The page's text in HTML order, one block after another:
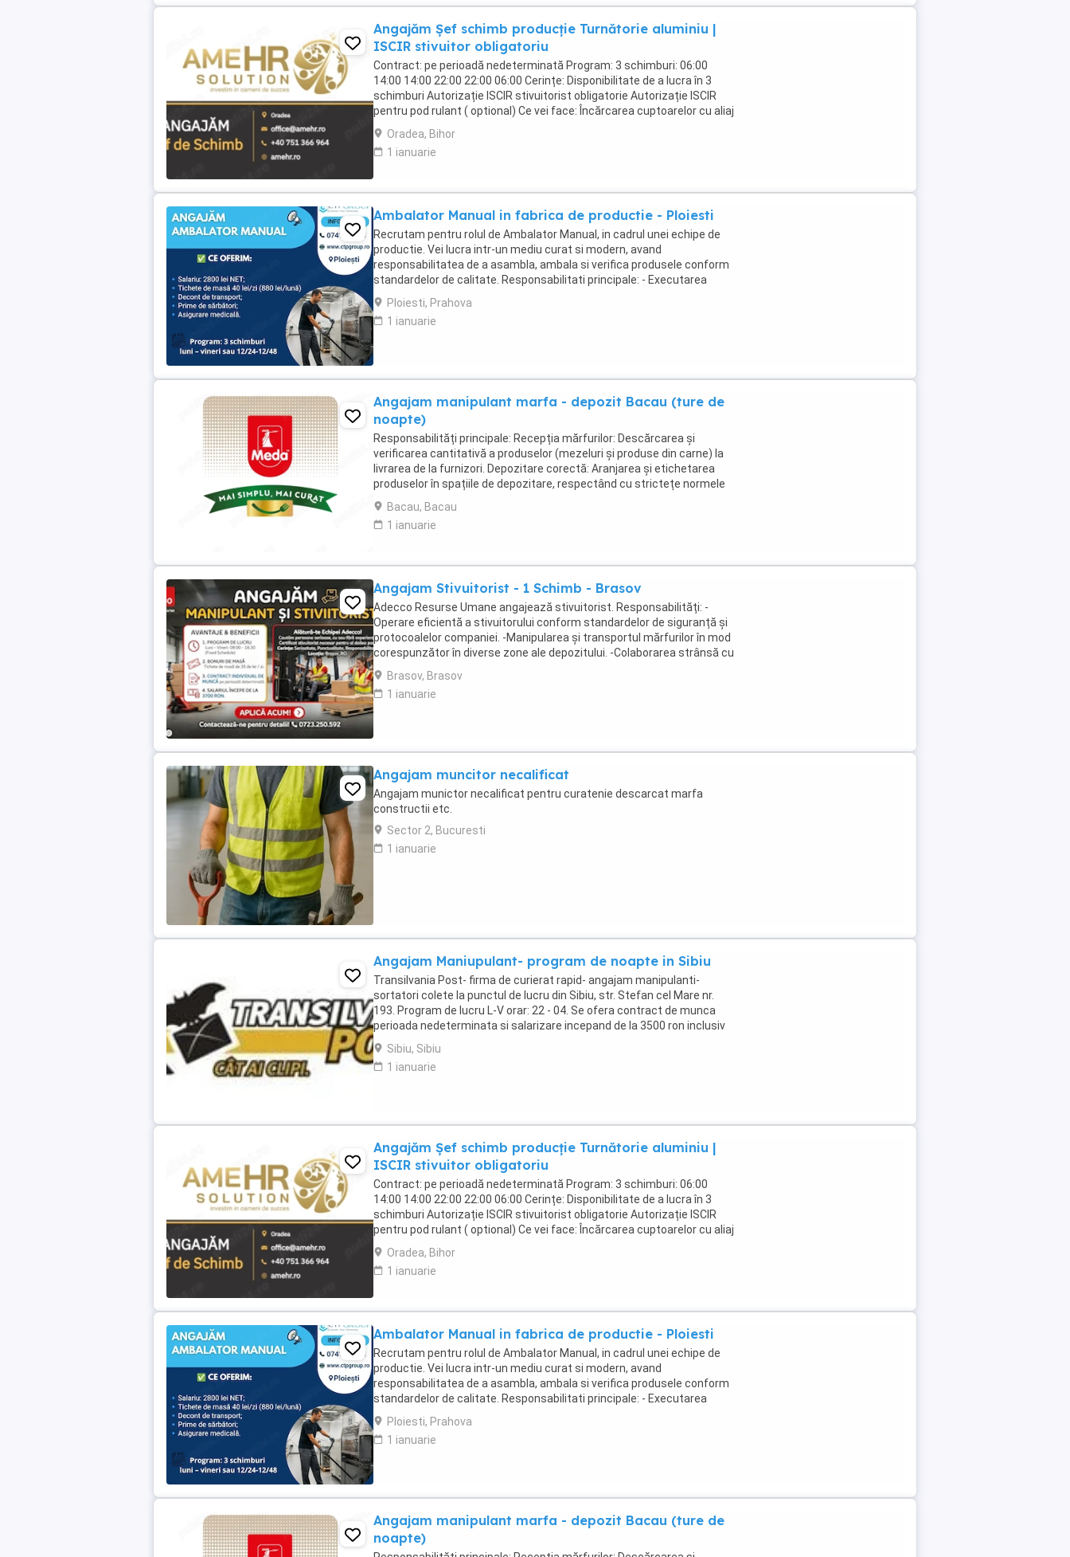
Angajăm Șef schimb producție Turnătorie aluminiu |
ISCIR stivuitor obligatoriu
Contract: pe perioadă nedeterminată Program: 3 schimburi: 06:00
14:00 14:00 22:00 22:00 06:00 Cerințe: Disponibilitate de a lucra în 3
schimburi Autorizație ISCIR stivuitorist obligatorie Autorizație ISCIR
pentru pod rulant ( optional) Ce vei face: Încărcarea cuptoarelor cu aliaj
de aluminiu, ...
Oradea, Bihor
1 ianuarie
Ambalator Manual in fabrica de productie - Ploiesti
Recrutam pentru rolul de Ambalator Manual, in cadrul unei echipe de
productie. Vei lucra intr-un mediu curat si modern, avand
responsabilitatea de a asambla, ambala si verifica produsele conform
standardelor de calitate. Responsabilitati principale: - Executarea
operatiunilor de asamblare si ambalare ...
Ploiesti, Prahova
1 ianuarie
Angajam manipulant marfa - depozit Bacau (ture de
noapte)
Responsabilități principale: Recepția mărfurilor: Descărcarea și
verificarea cantitativă a produselor (mezeluri și produse din carne) la
livrarea de la furnizori. Depozitare corectă: Aranjarea și etichetarea
produselor în spațiile de depozitare, respectând cu strictețe normele
de temperatură și igienă ...
Bacau, Bacau
1 ianuarie
Angajam Stivuitorist - 1 Schimb - Brasov
Adecco Resurse Umane angajează stivuitorist. Responsabilități: -
Operare eficientă a stivuitorului conform standardelor de siguranță și
protocoalelor companiei. -Manipularea și transportul mărfurilor în mod
corespunzător în diverse zone ale depozitului. -Colaborarea strânsă cu
echipa pentru asigurarea ...
Brasov, Brasov
1 ianuarie
Angajam muncitor necalificat
Angajam munictor necalificat pentru curatenie descarcat marfa
constructii etc.
Sector 2, Bucuresti
1 ianuarie
Angajam Maniupulant- program de noapte in Sibiu
Transilvania Post- firma de curierat rapid- angajam manipulanti-
sortatori colete la punctul de lucru din Sibiu, str. Stefan cel Mare nr.
193. Program de lucru L-V orar: 22 - 04. Se ofera contract de munca
perioada nedeterminata si salarizare incepand de la 3500 ron inclusiv
tichete de masa in functie ...
Sibiu, Sibiu
1 ianuarie
Angajăm Șef schimb producție Turnătorie aluminiu |
ISCIR stivuitor obligatoriu
Contract: pe perioadă nedeterminată Program: 3 schimburi: 06:00
14:00 14:00 22:00 22:00 06:00 Cerințe: Disponibilitate de a lucra în 3
schimburi Autorizație ISCIR stivuitorist obligatorie Autorizație ISCIR
pentru pod rulant ( optional) Ce vei face: Încărcarea cuptoarelor cu aliaj
de aluminiu, ...
Oradea, Bihor
1 ianuarie
Ambalator Manual in fabrica de productie - Ploiesti
Recrutam pentru rolul de Ambalator Manual, in cadrul unei echipe de
productie. Vei lucra intr-un mediu curat si modern, avand
responsabilitatea de a asambla, ambala si verifica produsele conform
standardelor de calitate. Responsabilitati principale: - Executarea
operatiunilor de asamblare si ambalare ...
Ploiesti, Prahova
1 ianuarie
Angajam manipulant marfa - depozit Bacau (ture de
noapte)